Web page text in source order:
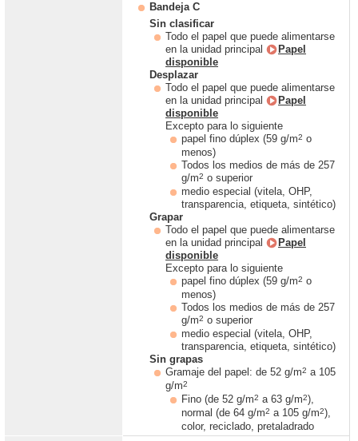
Bandeja C
Sin clasificar
Todo el papel que puede alimentarse
en la unidad principal
Papel
disponible
Desplazar
Todo el papel que puede alimentarse
en la unidad principal
Papel
disponible
Excepto para lo siguiente
papel fino dúplex (59 g/m2 o
menos)
Todos los medios de más de 257
g/m2 o superior
medio especial (vitela, OHP,
transparencia, etiqueta, sintético)
Grapar
Todo el papel que puede alimentarse
en la unidad principal
Papel
disponible
Excepto para lo siguiente
papel fino dúplex (59 g/m2 o
menos)
Todos los medios de más de 257
g/m2 o superior
medio especial (vitela, OHP,
transparencia, etiqueta, sintético)
Sin grapas
Gramaje del papel: de 52 g/m2 a 105
g/m2
Fino (de 52 g/m2 a 63 g/m2),
normal (de 64 g/m2 a 105 g/m2),
color, reciclado, pretaladrado